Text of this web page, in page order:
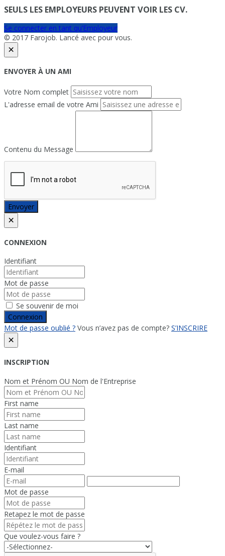
SEULS LES EMPLOYEURS PEUVENT VOIR LES CV.
Se connecter en tant qu’Employeur
© 2017 Farojob. Lancé avec pour vous.
×
ENVOYER À UN AMI
Votre Nom complet
L'adresse email de votre Ami
Contenu du Message
Envoyer
×
CONNEXION
Identifiant
Mot de passe
Se souvenir de moi
Connexion
Mot de passe oublié ? Vous n’avez pas de compte? S’INSCRIRE
×
INSCRIPTION
Nom et Prénom OU Nom de l'Entreprise
First name
Last name
Identifiant
E-mail
Mot de passe
Retapez le mot de passe
Que voulez-vous faire ?